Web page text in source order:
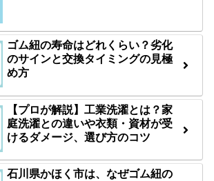
ゴム紐の寿命はどれくらい？劣化
のサインと交換タイミングの見極
め方
【プロが解説】工業洗濯とは？家
庭洗濯との違いや衣類・資材が受
けるダメージ、選び方のコツ
石川県かほく市は、なぜゴム紐の